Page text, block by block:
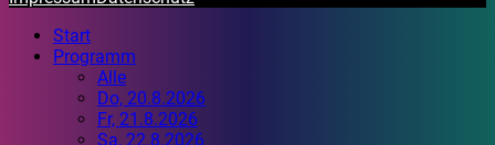
Start
Programm
Alle
Do, 20.8.2026
Fr, 21.8.2026
Sa, 22.8.2026